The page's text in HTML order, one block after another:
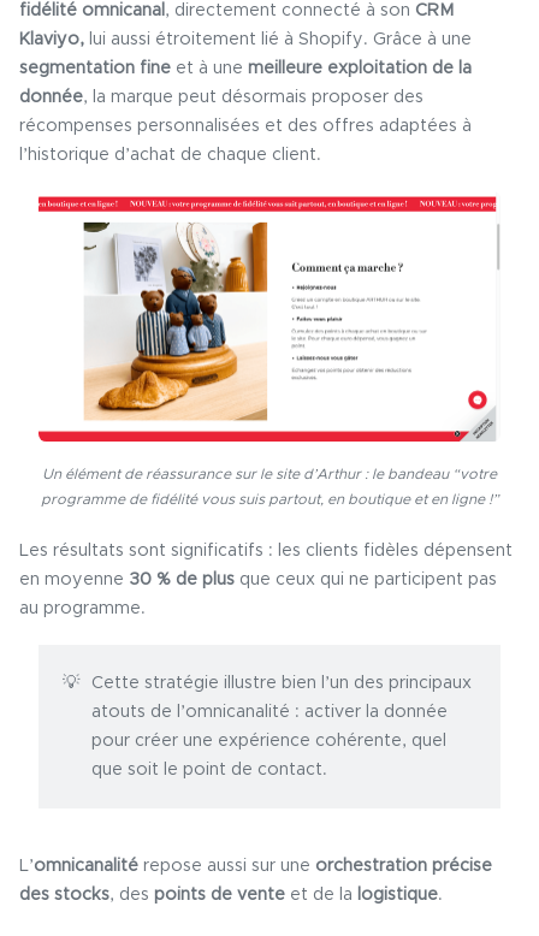
fidélité omnicanal , directement connecté à son CRM
Klaviyo, lui aussi étroitement lié à Shopify. Grâce à une
segmentation fine et à une meilleure exploitation de la
donnée, la marque peut désormais proposer des
récompenses personnalisées et des offres adaptées à
l’historique d’achat de chaque client.
Un élément de réassurance sur le site d’Arthur : le bandeau “votre
programme de fidélité vous suis partout, en boutique et en ligne !”
Les résultats sont significatifs : les clients fidèles dépensent
en moyenne 30 % de plus que ceux qui ne participent pas
au programme.
Cette stratégie illustre bien l’un des principaux
atouts de l’omnicanalité : activer la donnée
pour créer une expérience cohérente, quel
que soit le point de contact.
L’omnicanalité repose aussi sur une orchestration précise
des stocks, des points de vente et de la logistique.